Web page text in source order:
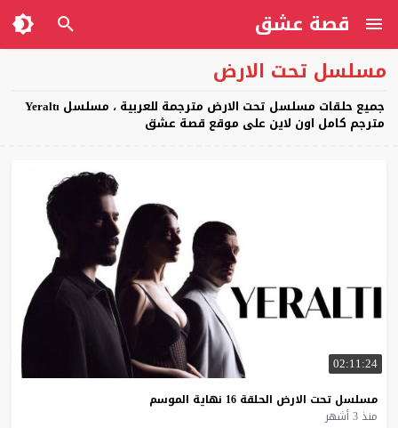
قصة عشق
مسلسل تحت الارض
جميع حلقات مسلسل تحت الارض مترجمة للعربية ، مسلسل Yeraltı
مترجم كامل اون لاين على موقع قصة عشق
02:11:24
مسلسل تحت الارض الحلقة 16 نهاية الموسم
منذ 3 أشهر